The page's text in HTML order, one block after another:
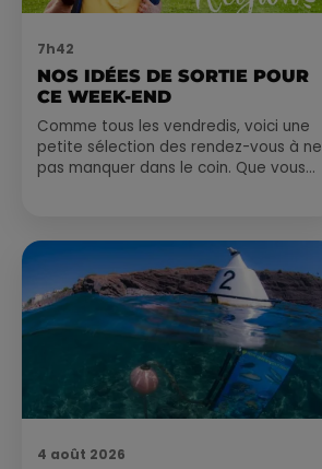
7h42
NOS IDÉES DE SORTIE POUR
CE WEEK-END
Comme tous les vendredis, voici une
petite sélection des rendez-vous à ne
pas manquer dans le coin. Que vous
4 août 2026